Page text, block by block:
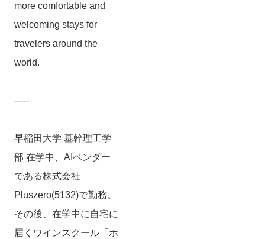
more comfortable and
welcoming stays for
travelers around the
world.
-----
早稲田大学 基幹理工学
部 在学中、AIベンダー
である株式会社
Pluszero(5132)で勤務。
その後、在学中に自宅に
届くワインスクール「ホ